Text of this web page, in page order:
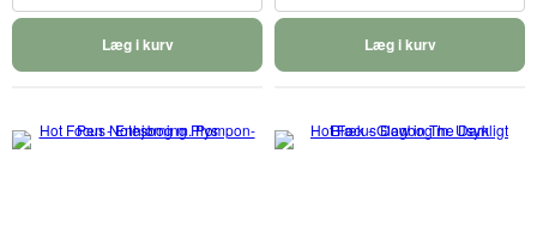
Læg i kurv Læg i kurv